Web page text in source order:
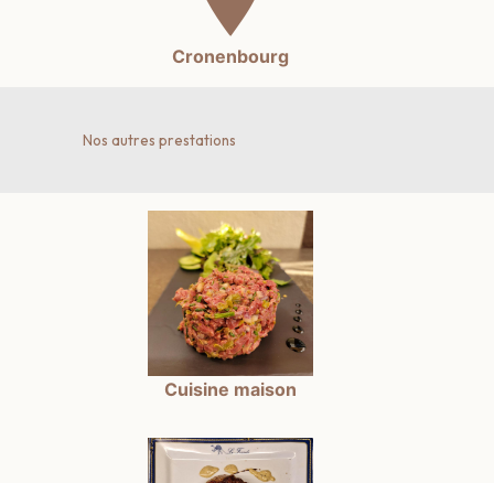
Cronenbourg
Nos autres prestations
Cuisine maison